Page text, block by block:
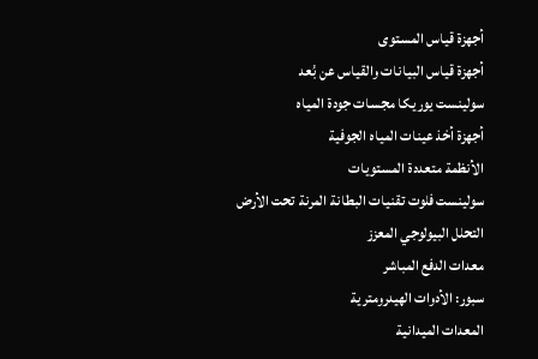
أجهزة قياس المستوى
أجهزة قياس البيانات والقياس عن بُعد
سولينست يوريكا مجسات جودة المياه
أجهزة أخذ عينات المياه الجوفية
الأنظمة متعددة المستويات
سولينست فلوت تقنيات البطانة المرنة تحت الأرض
التحلل البيولوجي المعزز
معدات الدفع المباشر
سبور: الأدوات الهيدرومترية
المعدات الميدانية